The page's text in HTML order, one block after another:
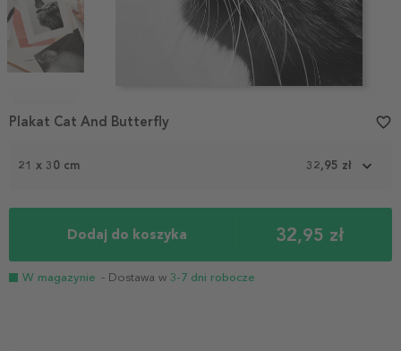
1
21 x 30 cm 32,95 zł
Dodaj do koszyka 32,95 zł
W magazynie - Dostawa w 3-7 dni robocze
Plakat Cat And Butterfly favorite_border